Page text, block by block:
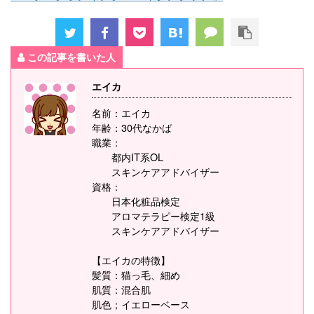
この記事を書いた人
エイカ
名前：エイカ
年齢：30代なかば
職業：
都内IT系OL
スキンケアアドバイザー
資格：
日本化粧品検定
アロマテラピー検定1級
スキンケアアドバイザー
【エイカの特徴】
髪質：猫っ毛、細め
肌質：混合肌
肌色；イエローベース